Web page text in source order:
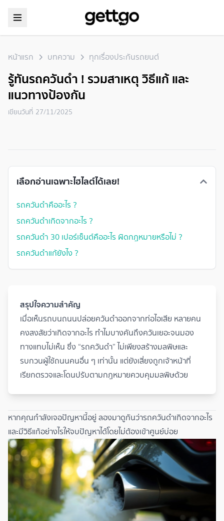
หน้าแรก บทความ ทุกเรื่องประกันรถยนต์
รู้ทันรถควันดำ ! รวมสาเหตุ วิธีแก้ และ
แนวทางป้องกัน
เขียนวันที่ 27/11/2025
เลือกอ่านเฉพาะไฮไลต์ได้เลย!
รถควันดำคืออะไร ?
รถควันดําเกิดจากอะไร ?
รถควันดํา 30 เปอร์เซ็นต์คืออะไร ผิดกฎหมายหรือไม่ ?
รถควันดำแก้ยังไง ?
สรุปใจความสำคัญ
เมื่อเห็นรถบนถนนปล่อยควันดำออกจากท่อไอเสีย หลายคน
คงสงสัยว่าเกิดจากอะไร ทำไมบางคันถึงควันเยอะจนมอง
ทางแทบไม่เห็น ซึ่ง “รถควันดำ” ไม่เพียงสร้างมลพิษและ
รบกวนผู้ใช้ถนนคนอื่น ๆ เท่านั้น แต่ยังเสี่ยงถูกเจ้าหน้าที่
เรียกตรวจและโดนปรับตามกฎหมายควบคุมมลพิษด้วย
หากคุณกำลังเจอปัญหานี้อยู่ ลองมาดูกันว่ารถควันดำเกิดจากอะไร
และมีวิธีแก้อย่างไรให้จบปัญหาได้โดยไม่ต้องเข้าศูนย์บ่อย